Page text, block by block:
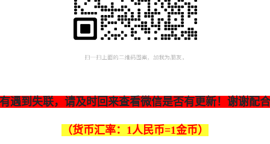
遇到失联，请及时回来查看微信是否有更新！谢谢配
（货币汇率：1人民币=1金币）